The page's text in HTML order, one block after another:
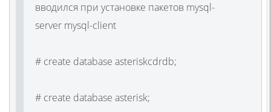
вводился при установке пакетов mysql-
server mysql-client
# create database asteriskcdrdb;
# create database asterisk;